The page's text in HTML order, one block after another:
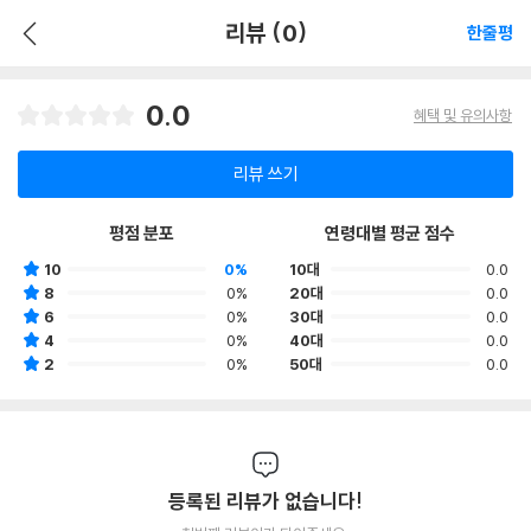
리뷰 (0) 한줄평
0.0 혜택 및 유의사항
리뷰 쓰기
평점 분포
10
0%
8
0%
6
0%
4
0%
2
0%
연령대별 평균 점수
10대
0.0
20대
0.0
30대
0.0
40대
0.0
50대
0.0
등록된 리뷰가 없습니다!